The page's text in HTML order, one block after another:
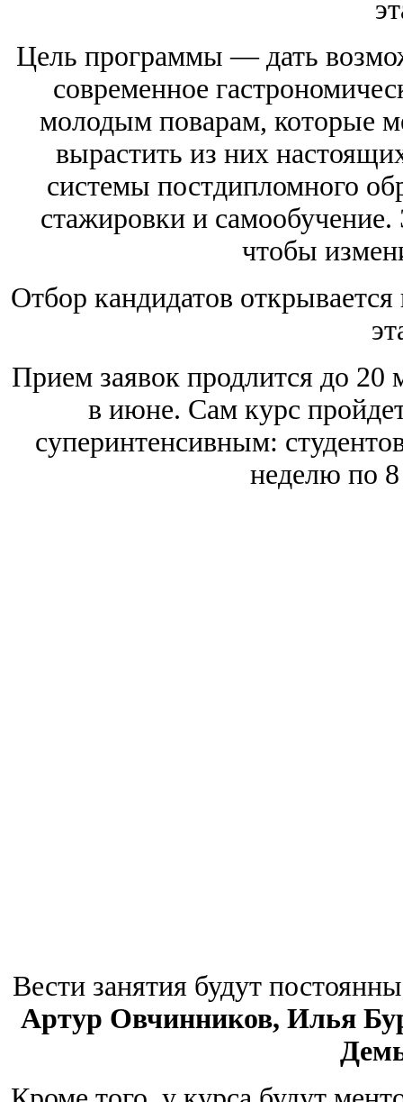
Цель программы — дать
современное
молодым поварам, которые
вырастить из них
системы постдипломного
стажировки и
чтобы
Отбор кандидатов
Прием заявок продлится до 20
в июне. Сам курс
суперинтенсивным:
неделю по 8
Вести занятия будут
Артур Овчинников, Илья